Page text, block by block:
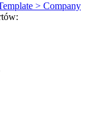
> Company